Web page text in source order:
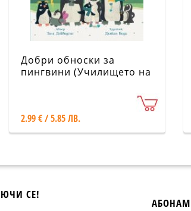
Добри обноски за
пингвини (Училището на
2.99 € / 5.85 ЛВ.
СЕ!